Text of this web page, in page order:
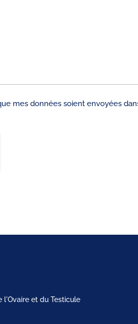
mes données soient envoyées
l'Ovaire et du Testicule